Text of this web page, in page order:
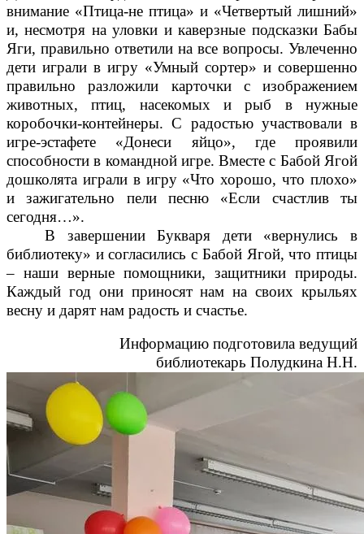
внимание «Птица-не птица» и «Четвертый лишний»
и, несмотря на уловки и каверзные подсказки Бабы
Яги, правильно ответили на все вопросы. Увлеченно
дети играли в игру «Умный сортер» и совершенно
правильно разложили карточки с изображением
животных, птиц, насекомых и рыб в нужные
коробочки-контейнеры. С радостью участвовали в
игре-эстафете «Донеси яйцо», где проявили
способности в командной игре. Вместе с Бабой Ягой
дошколята играли в игру «Что хорошо, что плохо»
и зажигательно пели песню «Если счастлив ты
сегодня…».
В завершении Букваря дети «вернулись в
библиотеку» и согласились с Бабой Ягой, что птицы
– наши верные помощники, защитники природы.
Каждый год они приносят нам на своих крыльях
весну и дарят нам радость и счастье.
Информацию подготовила ведущий
библиотекарь Полудкина Н.Н.